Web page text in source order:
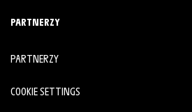
PARTNERZY
PARTNERZY
COOKIE SETTINGS